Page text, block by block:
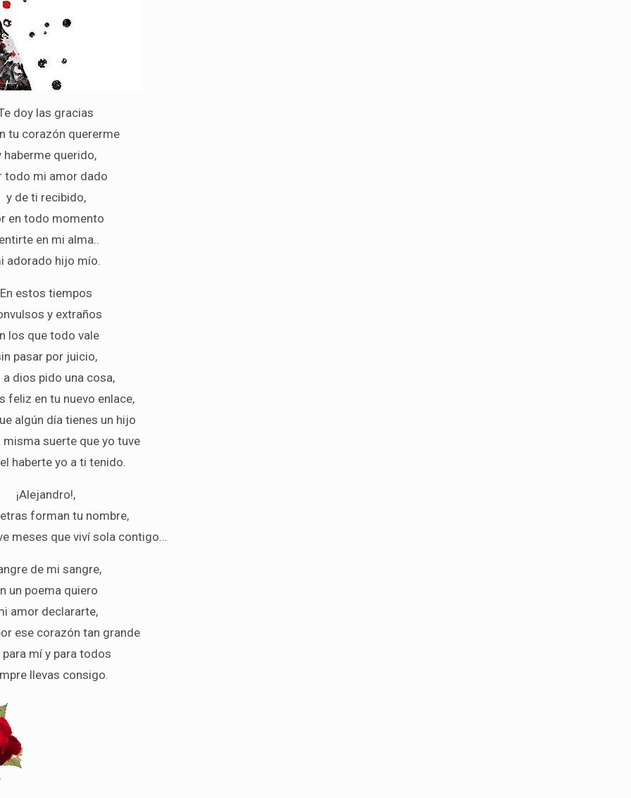
doy las gracias
tu corazón quererme
haberme querido,
todo mi amor dado
y de ti recibido,
en todo momento
en mi alma..
adorado hijo mío.
En estos tiempos
y extraños
los que todo vale
pasar por juicio,
dios pido una cosa,
feliz en tu nuevo enlace,
algún día tienes un hijo
misma suerte que yo tuve
haberte yo a ti tenido.
¡Alejandro!,
forman tu nombre,
meses que viví sola contigo…
de mi sangre,
un poema quiero
amor declararte,
ese corazón tan grande
para mí y para todos
llevas consigo.